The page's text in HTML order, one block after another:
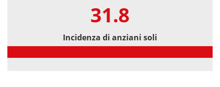
31.8
Incidenza di anziani soli